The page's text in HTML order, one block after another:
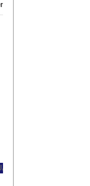
PEMBACA PERTAMA